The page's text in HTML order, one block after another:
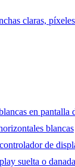
claras,
en pantalla
blancas
de
suelta o danada